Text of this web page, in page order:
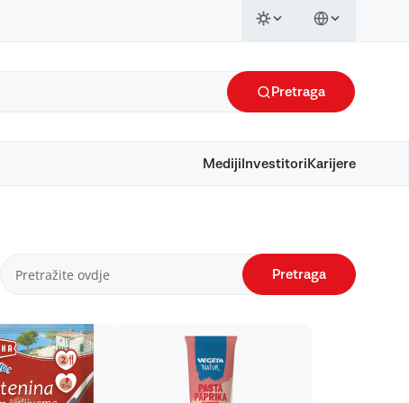
Pretraga
Mediji Investitori Karijere
Pretraga